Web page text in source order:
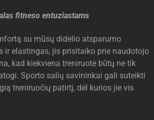
fitneso entuziastams
su mūsų didelio atsparumo
ir elastingas, jis prisitaiko prie naudotojo
kad kiekviena treniruotė būtų ne tik
Sporto salių savininkai gali suteikti
treniruočių patirtį, dėl kurios jie vis